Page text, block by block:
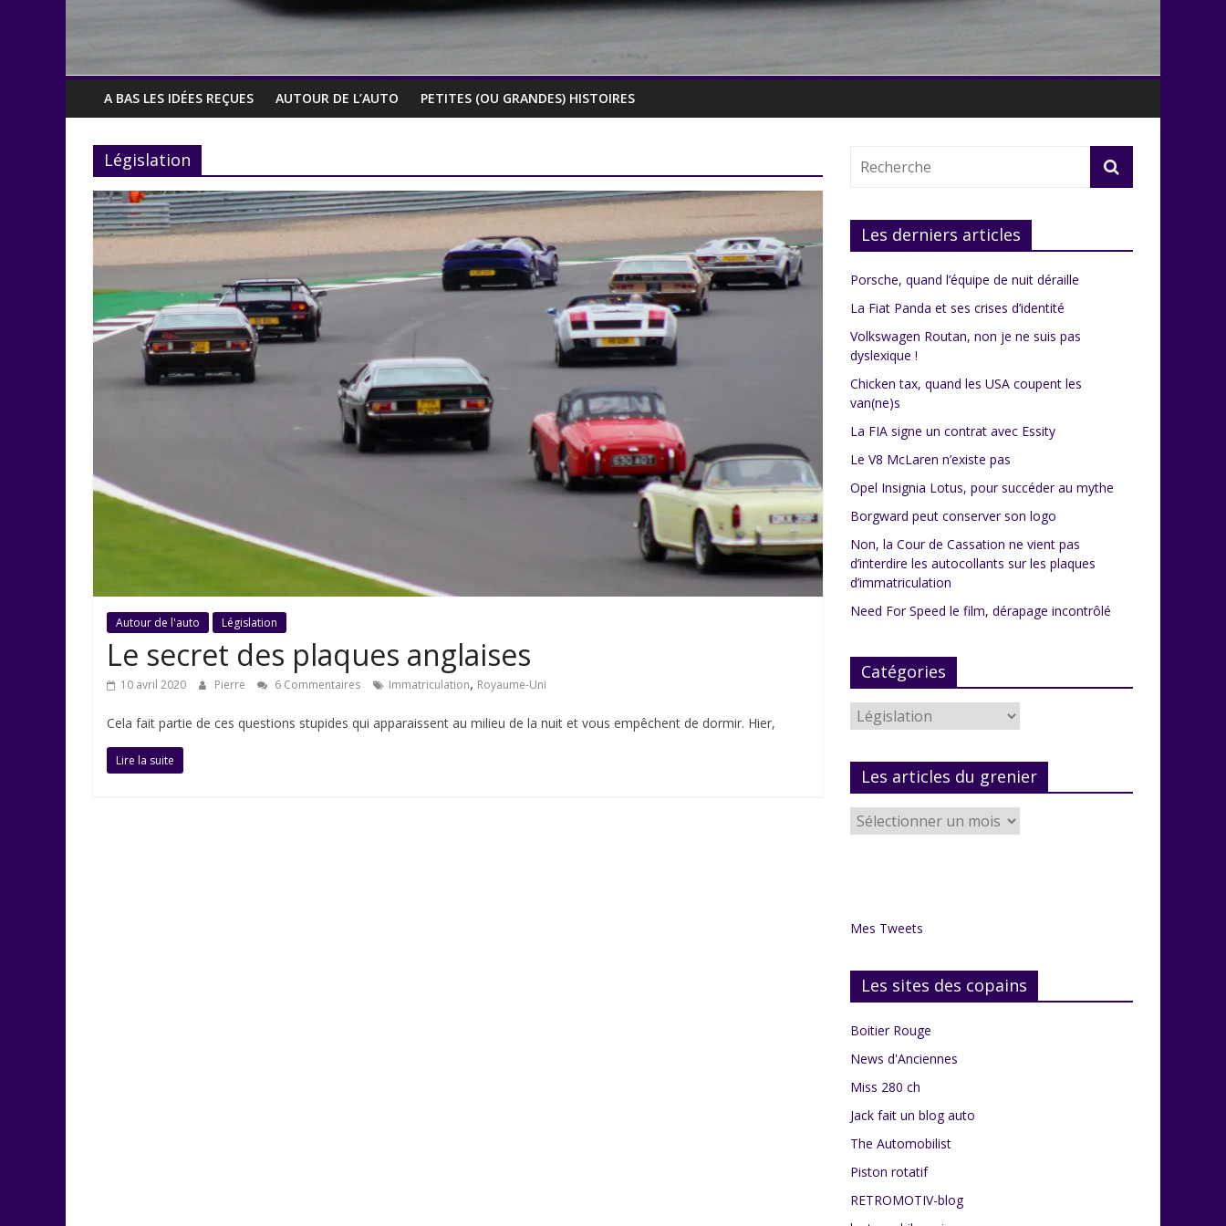
A BAS LES IDÉES REÇUES AUTOUR DE L’AUTO PETITES (OU GRANDES) HISTOIRES
Législation
Autour de l'auto Législation
Le secret des plaques anglaises
10 avril 2020 Pierre 6 Commentaires Immatriculation, Royaume-Uni
Cela fait partie de ces questions stupides qui apparaissent au milieu de la nuit et vous empêchent de dormir. Hier,
Lire la suite
Les derniers articles
Porsche, quand l’équipe de nuit déraille
La Fiat Panda et ses crises d’identité
Volkswagen Routan, non je ne suis pas
dyslexique !
Chicken tax, quand les USA coupent les
van(ne)s
La FIA signe un contrat avec Essity
Le V8 McLaren n’existe pas
Opel Insignia Lotus, pour succéder au mythe
Borgward peut conserver son logo
Non, la Cour de Cassation ne vient pas
d’interdire les autocollants sur les plaques
d’immatriculation
Need For Speed le film, dérapage incontrôlé
Catégories
Catégories
Les articles du grenier
Les
articles
Mes Tweets
Les sites des copains
Boitier Rouge
News d'Anciennes
Miss 280 ch
Jack fait un blog auto
The Automobilist
Piston rotatif
RETROMOTIV-blog